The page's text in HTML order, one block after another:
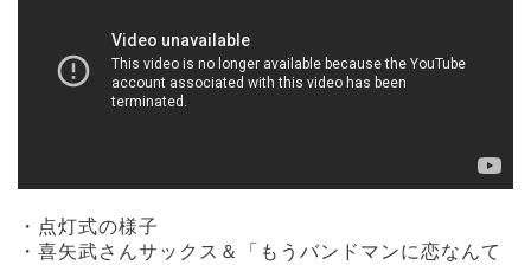
・点灯式の様子
・喜矢武さんサックス＆「もうバンドマンに恋なんて